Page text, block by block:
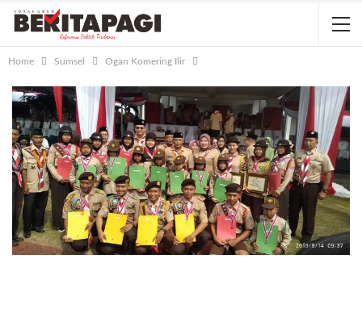
Home Sumsel Ogan Komering Ilir